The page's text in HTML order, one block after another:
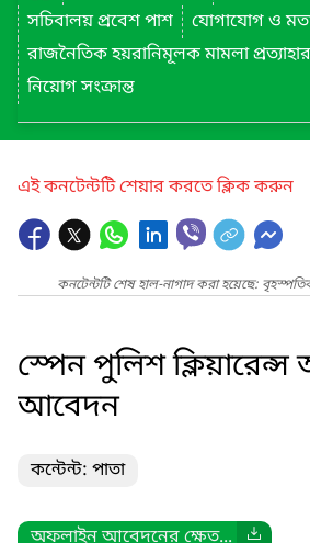
সচিবালয় প্রবেশ পাশ
যোগাযোগ ও
রাজনৈতিক হয়রানিমূলক মামলা প্রত্যাহার
নিয়োগ সংক্রান্ত
এই কনটেন্টটি শেয়ার করতে ক্লিক করুন
কনটেন্টটি শেষ হাল-নাগাদ করা হয়েছে:
স্পেন পুলিশ
আবেদন
কন্টেন্ট: পাতা
অফলাইন আবেদনের ক্ষেত...